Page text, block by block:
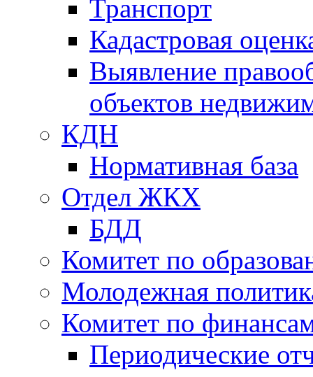
Транспорт
Кадастровая
Выявление
объектов
КДН
Нормативная база
Отдел ЖКХ
БДД
Комитет по
Молодежная
Комитет по
Периодические